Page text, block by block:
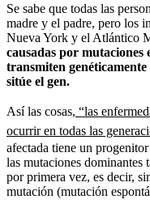
Se sabe que todas las
madre y el padre, pero los
Nueva York y el Atlántico
causadas por mutaciones
transmiten
sitúe el gen.
Así las cosas, “las
ocurrir en todas las
afectada tiene un
las mutaciones
por primera vez, es decir,
mutación (mutación